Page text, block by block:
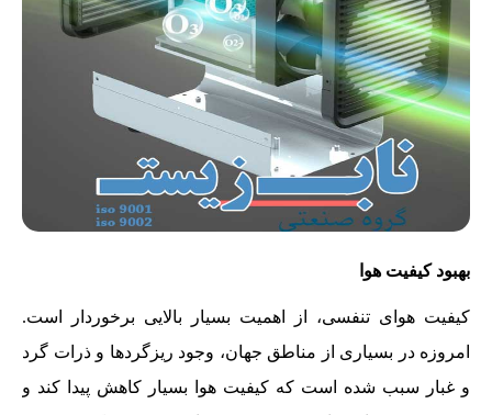
بهبود کیفیت هوا
کیفیت هوای تنفسی، از اهمیت بسیار بالایی برخوردار است.
امروزه در بسیاری از مناطق جهان، وجود ریزگردها و ذرات گرد
و غبار سبب شده است که کیفیت هوا بسیار کاهش پیدا کند و